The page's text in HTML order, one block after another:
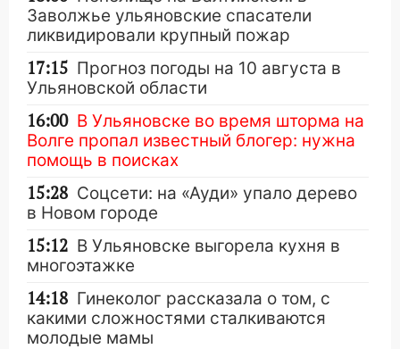
Заволжье ульяновские спасатели
ликвидировали крупный пожар
17:15 Прогноз погоды на 10 августа в
Ульяновской области
16:00 В Ульяновске во время шторма на
Волге пропал известный блогер: нужна
помощь в поисках
15:28 Соцсети: на «Ауди» упало дерево
в Новом городе
15:12 В Ульяновске выгорела кухня в
многоэтажке
14:18 Гинеколог рассказала о том, с
какими сложностями сталкиваются
молодые мамы